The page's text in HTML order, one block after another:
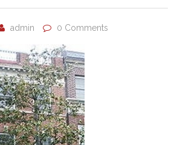
admin 0 Comments